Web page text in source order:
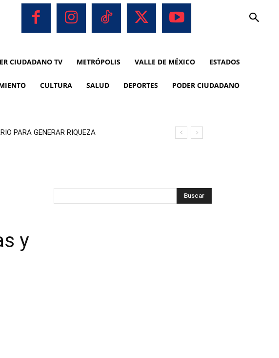
CIUDADANO TV METRÓPOLIS VALLE DE MÉXICO ESTADOS
CULTURA SALUD DEPORTES PODER CIUDADANO
PARA GENERAR RIQUEZA
y